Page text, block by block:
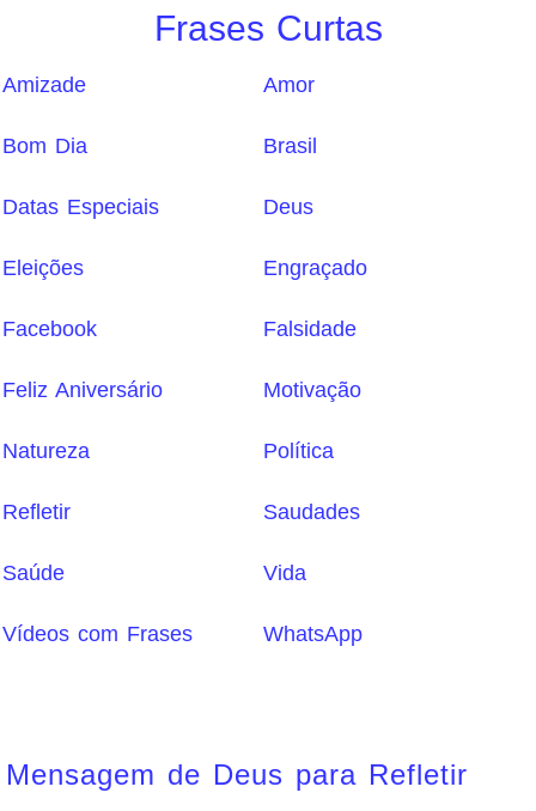
Frases Curtas
Amizade Amor
Bom Dia Brasil
Datas Especiais Deus
Eleições Engraçado
Facebook Falsidade
Feliz Aniversário Motivação
Natureza Política
Refletir Saudades
Saúde Vida
Vídeos com Frases WhatsApp
Mensagem de Deus para Refletir